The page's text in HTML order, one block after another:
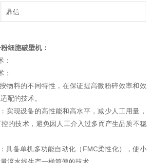
鼎信
细胞破壁机：
：
：
物料的不同特性，在保证提高微粉碎效率和效
配的技术。
实现设备的高性能和高水平，减少人工用量，
的技术，避免因人工介入过多而产生品质不稳
具备单机多功能自动化（FMC柔性化），使小